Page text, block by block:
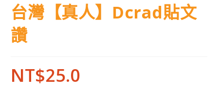
台灣【真人】Dcrad貼文
讚
NT$25.0